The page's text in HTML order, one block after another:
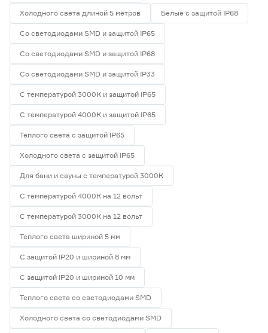
Холодного света длиной 5 метров Белые с защитой IP68
Со светодиодами SMD и защитой IP65
Со светодиодами SMD и защитой IP68
Со светодиодами SMD и защитой IP33
С температурой 3000К и защитой IP65
С температурой 4000К и защитой IP65
Теплого света с защитой IP65
Холодного света с защитой IP65
Для бани и сауны с температурой 3000К
С температурой 4000К на 12 вольт
С температурой 3000К на 12 вольт
Теплого света шириной 5 мм
С защитой IP20 и шириной 8 мм
С защитой IP20 и шириной 10 мм
Теплого света со светодиодами SMD
Холодного света со светодиодами SMD